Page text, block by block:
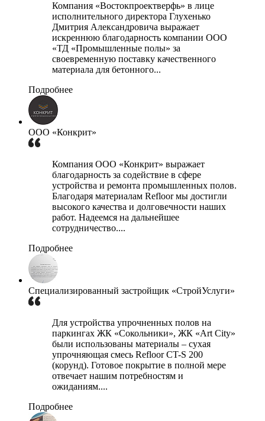
Компания «Востокпроектверфь» в лице
исполнительного директора Глухенько
Дмитрия Александровича выражает
искреннюю благодарность компании ООО
«ТД «Промышленные полы» за
своевременную поставку качественного
материала для бетонного...
Подробнее
ООО «Конкрит»
Компания ООО «Конкрит» выражает
благодарность за содействие в сфере
устройства и ремонта промышленных полов.
Благодаря материалам Refloor мы достигли
высокого качества и долговечности наших
работ. Надеемся на дальнейшее
сотрудничество....
Подробнее
Специализированный застройщик «СтройУслуги»
Для устройства упрочненных полов на
паркингах ЖК «Сокольники», ЖК «Art City»
были использованы материалы – сухая
упрочняющая смесь Refloor CT-S 200
(корунд). Готовое покрытие в полной мере
отвечает нашим потребностям и
ожиданиям....
Подробнее